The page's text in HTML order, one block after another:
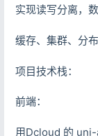
实现读写分离，
缓存、集群、分
项目技术栈：
前端：
用Dcloud 的